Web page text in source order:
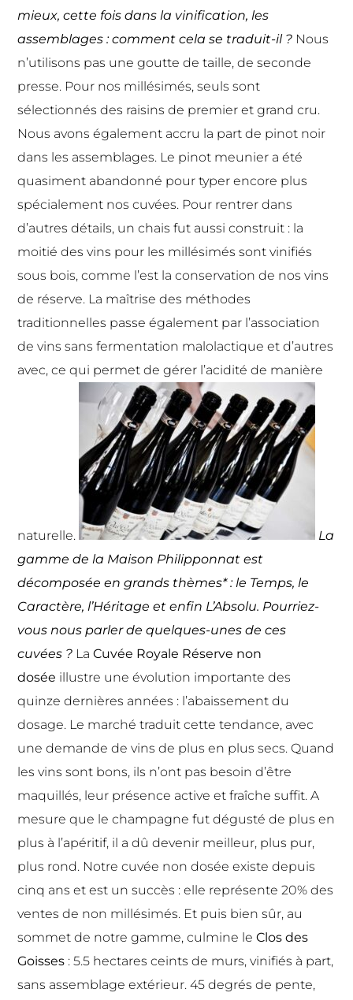
mieux, cette fois dans la vinification, les
assemblages : comment cela se traduit-il ? Nous
n’utilisons pas une goutte de taille, de seconde
presse. Pour nos millésimés, seuls sont
sélectionnés des raisins de premier et grand cru.
Nous avons également accru la part de pinot noir
dans les assemblages. Le pinot meunier a été
quasiment abandonné pour typer encore plus
spécialement nos cuvées. Pour rentrer dans
d’autres détails, un chais fut aussi construit : la
moitié des vins pour les millésimés sont vinifiés
sous bois, comme l’est la conservation de nos vins
de réserve. La maîtrise des méthodes
traditionnelles passe également par l’association
de vins sans fermentation malolactique et d’autres
avec, ce qui permet de gérer l’acidité de manière
naturelle.
La
gamme de la Maison Philipponnat est
décomposée en grands thèmes* : le Temps, le
Caractère, l’Héritage et enfin L’Absolu. Pourriez-
vous nous parler de quelques-unes de ces
cuvées ? LaCuvée Royale Réserve non
dosée illustre une évolution importante des
quinze dernières années : l’abaissement du
dosage. Le marché traduit cette tendance, avec
une demande de vins de plus en plus secs. Quand
les vins sont bons, ils n’ont pas besoin d’être
maquillés, leur présence active et fraîche suffit. A
mesure que le champagne fut dégusté de plus en
plus à l’apéritif, il a dû devenir meilleur, plus pur,
plus rond. Notre cuvée non dosée existe depuis
cinq ans et est un succès : elle représente 20% des
ventes de non millésimés. Et puis bien sûr, au
sommet de notre gamme, culmine leClos des
Goisses : 5.5 hectares ceints de murs, vinifiés à part,
sans assemblage extérieur. 45 degrés de pente,